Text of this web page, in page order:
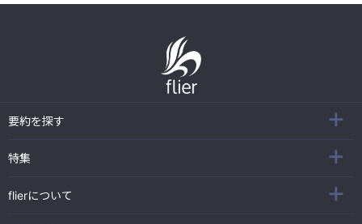
要約を探す
特集
flierについて